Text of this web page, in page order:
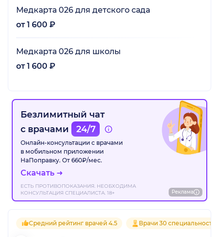
Медкарта 026 для детского сада
от 1 600 ₽
Медкарта 026 для школы
от 1 600 ₽
Безлимитный чат
с врачами
24/7
Онлайн-консультации с врачами
в мобильном приложении
НаПоправку. От 660₽/мес.
Скачать
ЕСТЬ ПРОТИВОПОКАЗАНИЯ. НЕОБХОДИМА
КОНСУЛЬТАЦИЯ СПЕЦИАЛИСТА. 18+
Реклама
Средний рейтинг врачей 4.5 Врачи 30